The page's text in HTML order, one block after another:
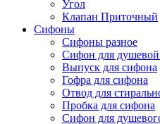
Угол
Клапан Приточный
Сифоны
Сифоны разное
Сифон для
Выпуск для сифона
Гофра для сифона
Отвод для
Пробка для сифона
Сифон для